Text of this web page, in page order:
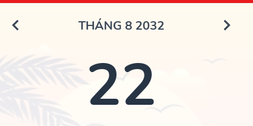
THÁNG 8 2032
22